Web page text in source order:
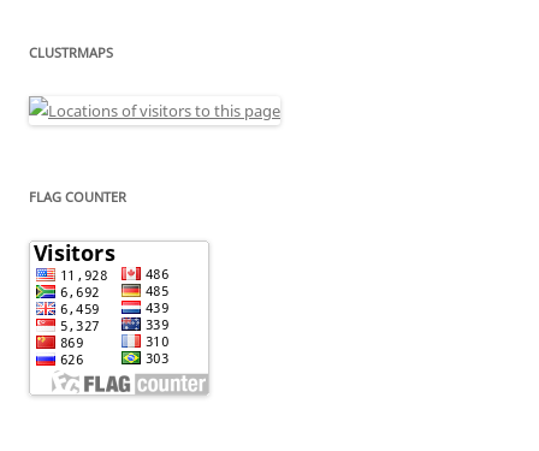
CLUSTRMAPS
FLAG COUNTER